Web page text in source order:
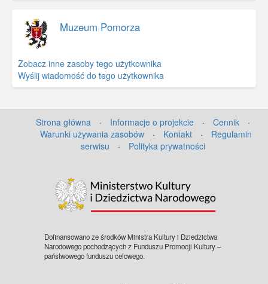
Muzeum Pomorza
Zobacz inne zasoby tego użytkownika
Wyślij wiadomość do tego użytkownika
Strona główna · Informacje o projekcie · Cennik
·
Warunki używania zasobów
· Kontakt ·
Regulamin
serwisu
· Polityka prywatności
Dofinansowano ze środków Ministra Kultury i Dziedzictwa
Narodowego pochodzących z Funduszu Promocji Kultury –
państwowego funduszu celowego.